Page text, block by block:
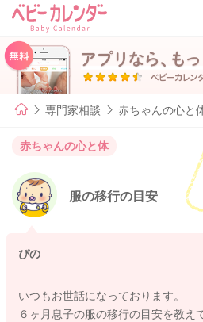
専門家相談 赤ちゃんの心と
赤ちゃんの心と体
服の移行の目安
ぴの
いつもお世話になっております。
６ヶ月息子の服の移行の目安を教え